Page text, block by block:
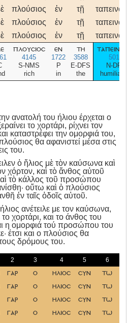
πλούσιος ἐν τῇ
πλούσιος ἐν τῇ
πλούσιος ἐν τῇ
πλουσιοσ
4145
S-NMS
rich
εν
1722
P
in
τη
3588
E-DFS
the
5014
N-DFS
ανατολή του ήλιου έρχεται ο
το χορτάρι, ρίχνει τον
καταστρέφει την ομορφιά του,
θα αφανιστεί μέσα στις
του.
ὁ ἥλιος μὲ τὸν καύσωνα καὶ
χόρτον, καὶ τὸ ἄνθος αὐτοῦ
τὸ κάλλος τοῦ προσώπου
οὕτω καὶ ὁ πλούσιος
ἐν ταῖς ὁδοῖς αὑτοῦ.
ανέτειλε με τον καύσωνα,
το χορτάρι, και το άνθος του
η ομορφιά τού προσώπου του
έτσι και ο πλούσιος θα
δρόμους του.
2 3 4 5 6
γαρ ο ηλιοσ συν τω
γαρ ο ηλιοσ συν τω
γαρ ο ηλιοσ συν τω
γαρ ο ηλιοσ συν τω